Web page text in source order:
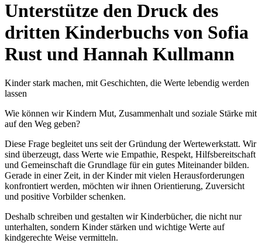
Unterstütze den Druck des
dritten Kinderbuchs von Sofia
Rust und Hannah Kullmann
Kinder stark machen, mit Geschichten, die Werte lebendig werden
lassen
Wie können wir Kindern Mut, Zusammenhalt und soziale Stärke mit
auf den Weg geben?
Diese Frage begleitet uns seit der Gründung der Wertewerkstatt. Wir
sind überzeugt, dass Werte wie Empathie, Respekt, Hilfsbereitschaft
und Gemeinschaft die Grundlage für ein gutes Miteinander bilden.
Gerade in einer Zeit, in der Kinder mit vielen Herausforderungen
konfrontiert werden, möchten wir ihnen Orientierung, Zuversicht
und positive Vorbilder schenken.
Deshalb schreiben und gestalten wir Kinderbücher, die nicht nur
unterhalten, sondern Kinder stärken und wichtige Werte auf
kindgerechte Weise vermitteln.